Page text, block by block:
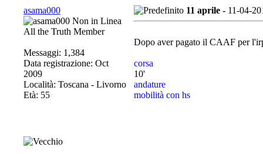
asama000
All the Truth Member
Messaggi: 1,384
Data registrazione: Oct
2009
Località: Toscana - Livorno
Età: 55
11 aprile - 11-04-
Dopo aver pagato il CAAF per
corsa
10'
andature
mobilità con hs